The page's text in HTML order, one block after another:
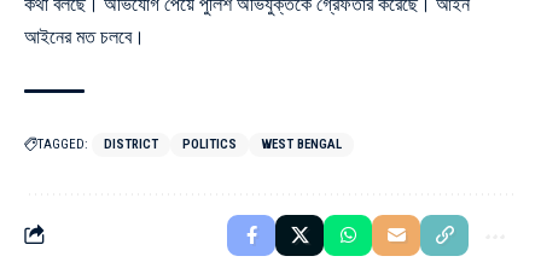
আইনের মত চলবে।
TAGGED: DISTRICT POLITICS WEST BENGAL